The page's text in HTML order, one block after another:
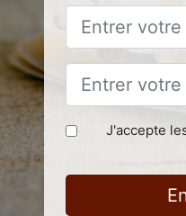
J'accepte